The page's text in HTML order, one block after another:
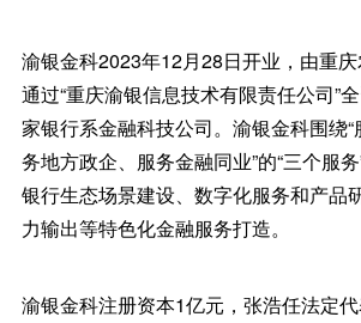
渝银金科2023年12月28日开业，由重庆
通过“重庆渝银信息技术有限责任公司”
家银行系金融科技公司。渝银金科围绕
务地方政企、服务金融同业”的“三个服
银行生态场景建设、数字化服务和产品
力输出等特色化金融服务打造。
渝银金科注册资本1亿元，张浩任法定